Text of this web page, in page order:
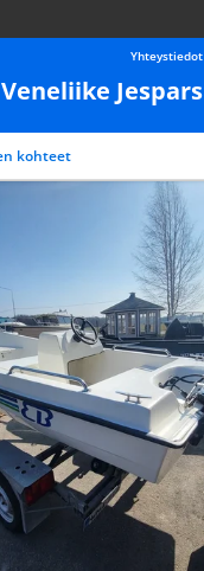
Veneliike Jespars
Yhteystiedot
kohteet